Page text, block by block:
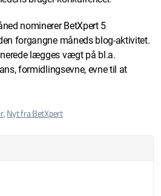
nominerer BetXpert 5
forgangne måneds blog-aktivitet.
lægges vægt på bl.a.
formidlingsevne, evne til at
,Nyt fra BetXpert